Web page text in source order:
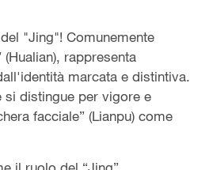
"Jing"! Comunemente
rappresenta
marcata e distintiva.
si distingue per vigore e
facciale” (Lianpu) come